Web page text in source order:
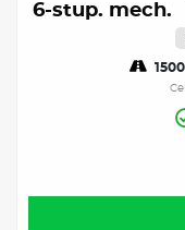
6-stup. mech.